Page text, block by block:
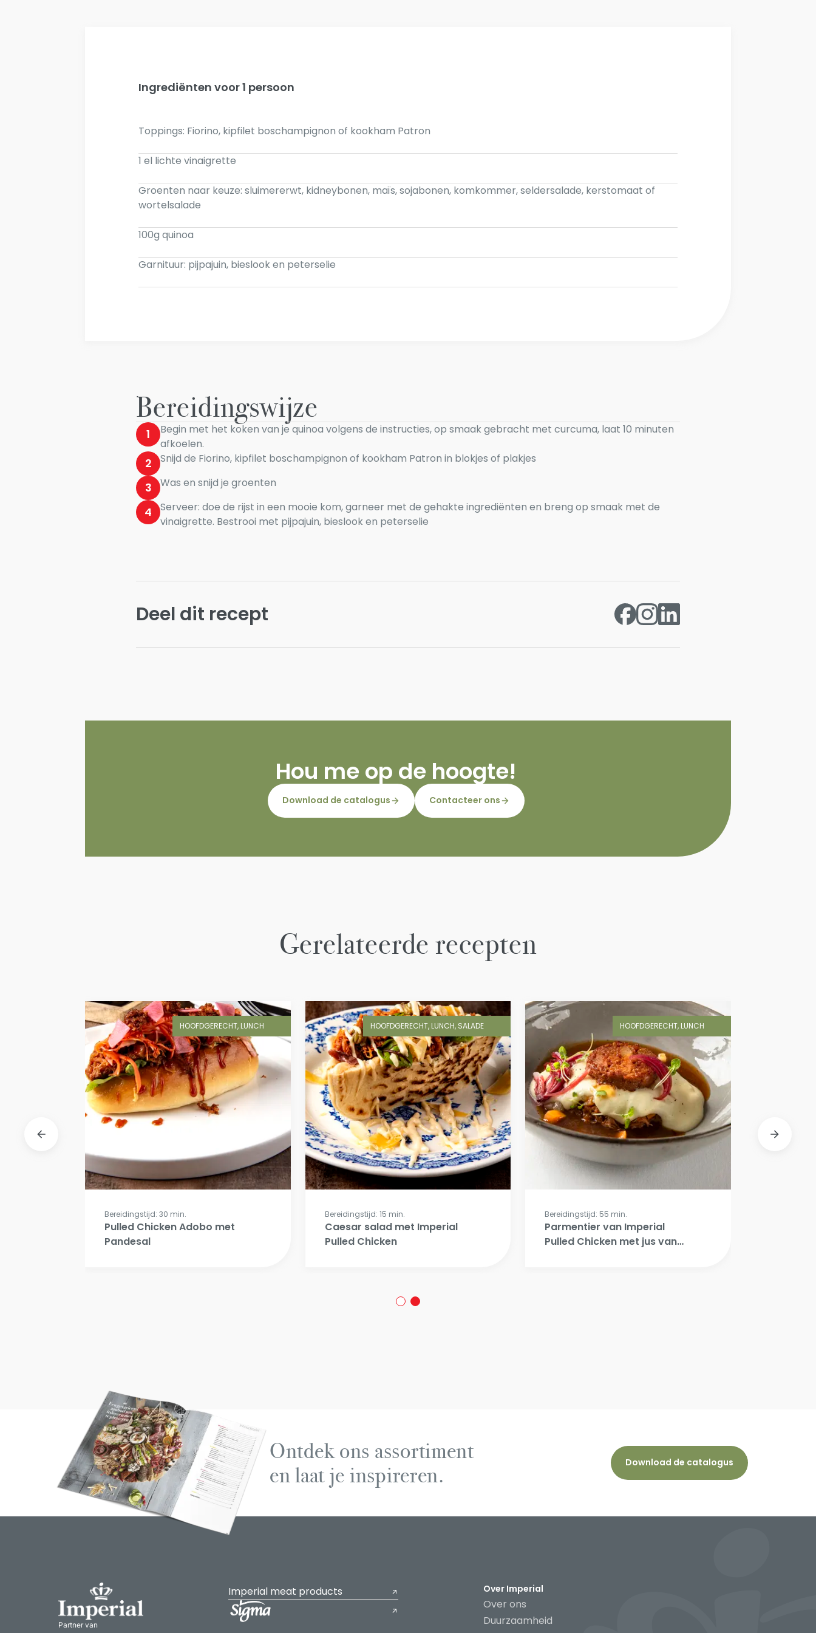
Ingrediënten voor 1 persoon
Toppings: Fiorino, kipfilet boschampignon of kookham Patron
1 el lichte vinaigrette
Groenten naar keuze: sluimererwt, kidneybonen, maïs, sojabonen, komkommer, seldersalade, kerstomaat of
wortelsalade
100g quinoa
Garnituur: pijpajuin, bieslook en peterselie
Bereidingswijze
1
Begin met het koken van je quinoa volgens de instructies, op smaak gebracht met curcuma, laat 10 minuten
afkoelen.
2 Snijd de Fiorino, kipfilet boschampignon of kookham Patron in blokjes of plakjes
3 Was en snijd je groenten
4
Serveer: doe de rijst in een mooie kom, garneer met de gehakte ingrediënten en breng op smaak met de
vinaigrette. Bestrooi met pijpajuin, bieslook en peterselie
Deel dit recept
Hou me op de hoogte!
Download de catalogus Contacteer ons
Gerelateerde recepten
HOOFDGERECHT, LUNCH
Bereidingstijd: 30 min.
Pulled Chicken Adobo met
Pandesal
HOOFDGERECHT, LUNCH, SALADE
Bereidingstijd: 15 min.
Caesar salad met Imperial
Pulled Chicken
HOOFDGERECHT, LUNCH
Bereidingstijd: 55 min.
Parmentier van Imperial
Pulled Chicken met jus van
Ontdek ons assortiment
en laat je inspireren.
Download de catalogus
Partner van
Imperial meat products Over Imperial
Over ons
Duurzaamheid